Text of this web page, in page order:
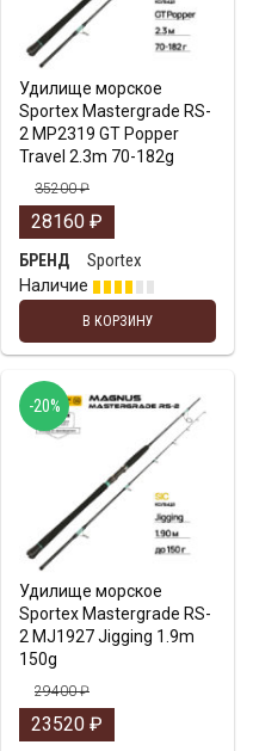
Удилище морское
Sportex Mastergrade RS-
2 MP2319 GT Popper
Travel 2.3m 70-182g
35200₽
28160 ₽
БРЕНД
Sportex
Наличие
В КОРЗИНУ
Удилище морское
Sportex Mastergrade RS-
2 MJ1927 Jigging 1.9m
150g
29400₽
23520 ₽
-20%